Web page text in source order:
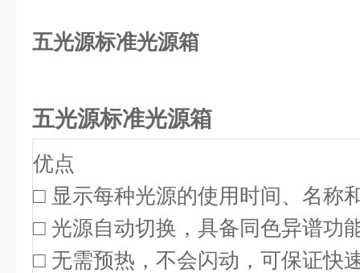
五光源标准光源箱
五光源标准光源箱
优点
□ 显示每种光源的使用时间、名称
□ 光源自动切换，具备同色异谱功
□ 无需预热，不会闪动，可保证快